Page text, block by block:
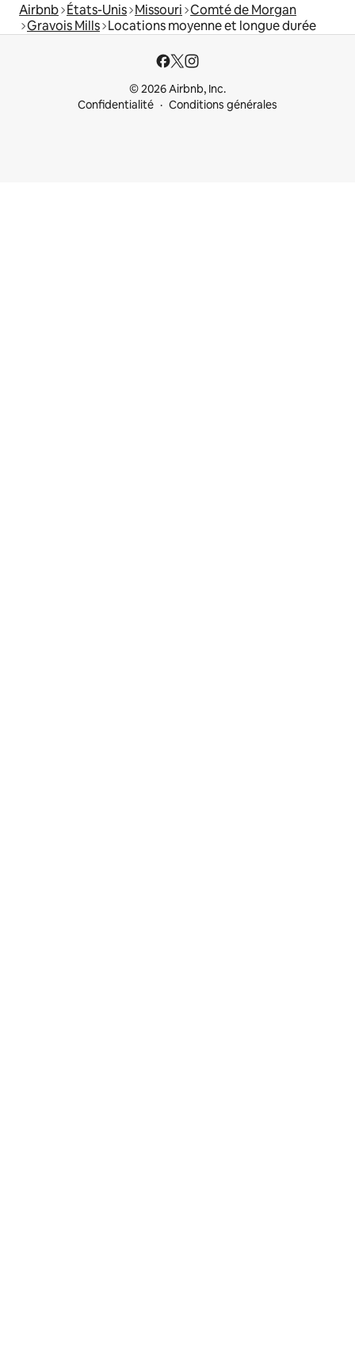
Airbnb États-Unis Missouri Comté de Morgan
Gravois Mills Locations moyenne et longue durée
© 2026 Airbnb, Inc.
Confidentialité
Conditions générales